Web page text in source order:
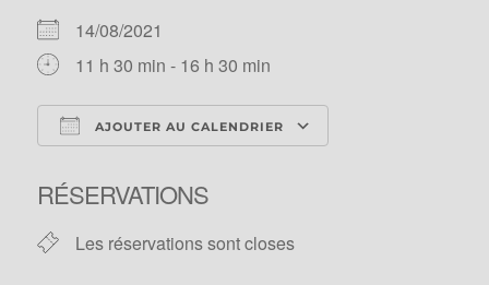
14/08/2021
11 h 30 min - 16 h 30 min
AJOUTER AU CALENDRIER
RÉSERVATIONS
Les réservations sont closes